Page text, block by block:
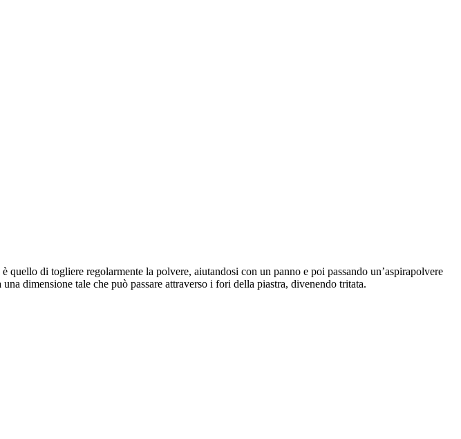
di togliere regolarmente la polvere, aiutandosi con un panno e poi passando un’aspirapolvere
dimensione tale che può passare attraverso i fori della piastra, divenendo tritata.